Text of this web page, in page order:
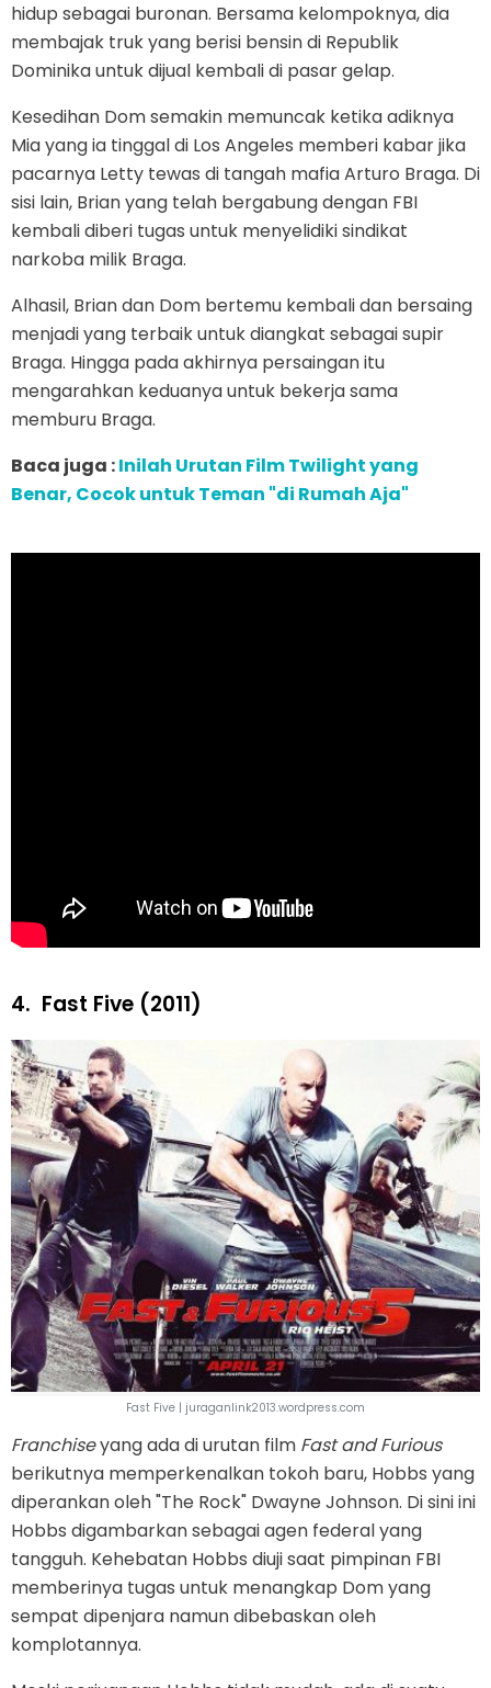
hidup sebagai buronan. Bersama kelompoknya, dia
membajak truk yang berisi bensin di Republik
Dominika untuk dijual kembali di pasar gelap.
Kesedihan Dom semakin memuncak ketika adiknya
Mia yang ia tinggal di Los Angeles memberi kabar jika
pacarnya Letty tewas di tangah mafia Arturo Braga. Di
sisi lain, Brian yang telah bergabung dengan FBI
kembali diberi tugas untuk menyelidiki sindikat
narkoba milik Braga.
Alhasil, Brian dan Dom bertemu kembali dan bersaing
menjadi yang terbaik untuk diangkat sebagai supir
Braga. Hingga pada akhirnya persaingan itu
mengarahkan keduanya untuk bekerja sama
memburu Braga.
Baca juga :Inilah Urutan Film Twilight yang
Benar, Cocok untuk Teman "di Rumah Aja"
4. Fast Five (2011)
Fast Five | juraganlink2013.wordpress.com
Franchiseyang ada di urutan film Fast and Furious
berikutnya memperkenalkan tokoh baru, Hobbs yang
diperankan oleh "The Rock" Dwayne Johnson. Di sini ini
Hobbs digambarkan sebagai agen federal yang
tangguh. Kehebatan Hobbs diuji saat pimpinan FBI
memberinya tugas untuk menangkap Dom yang
sempat dipenjara namun dibebaskan oleh
komplotannya.